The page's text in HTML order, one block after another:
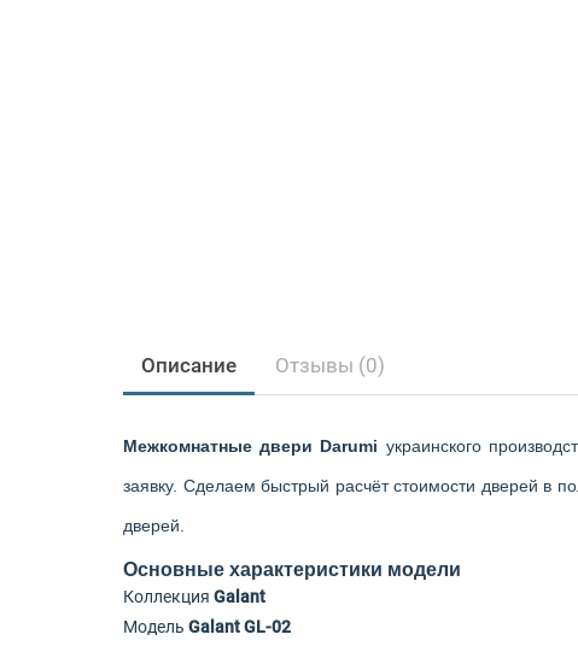
Описание Отзывы (0)
Межкомнатные двери Darumi украинского
заявку. Сделаем быстрый расчёт стоимости дверей в
дверей.
Основные характеристики модели
Коллекция Galant
Модель Galant GL-02